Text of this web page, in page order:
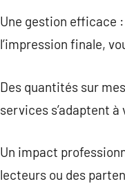
Une gestion efficace
l’impression finale,
Des quantités sur
services s’adaptent à
Un impact
lecteurs ou des